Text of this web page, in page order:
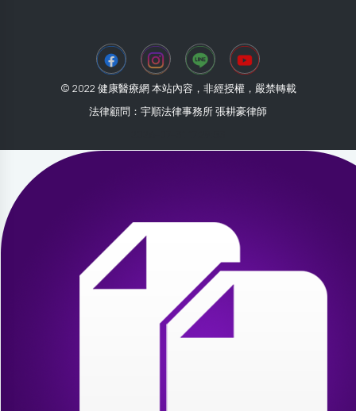
© 2022 健康醫療網 本站內容，非經授權，嚴禁轉載
法律顧問：宇順法律事務所 張耕豪律師